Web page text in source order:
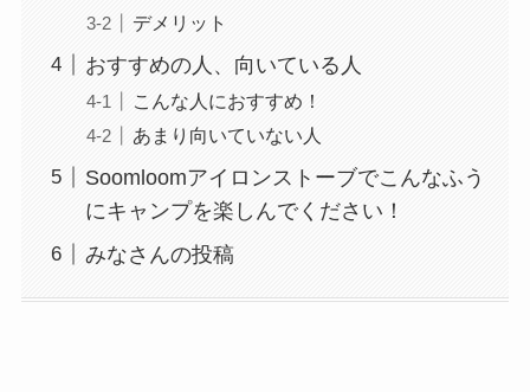
デメリット
おすすめの人、向いている人
こんな人におすすめ！
あまり向いていない人
Soomloomアイロンストーブでこんなふう
にキャンプを楽しんでください！
みなさんの投稿